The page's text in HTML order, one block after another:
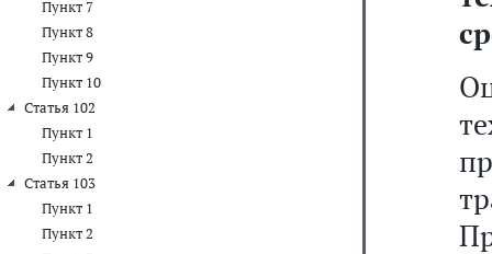
Пункт 7
Пункт 8
Пункт 9
Пункт 10
Статья 102
Пункт 1
Пункт 2
Статья 103
Пункт 1
Пункт 2